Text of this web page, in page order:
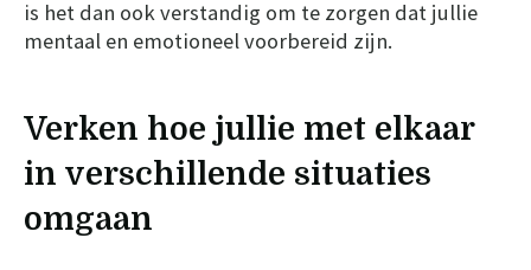
is het dan ook verstandig om te zorgen dat jullie
mentaal en emotioneel voorbereid zijn.
Verken hoe jullie met elkaar
in verschillende situaties
omgaan